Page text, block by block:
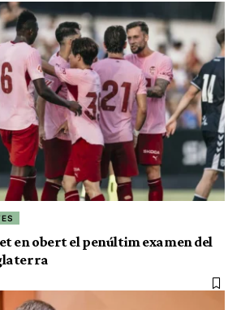
en obert el penúltim examen del